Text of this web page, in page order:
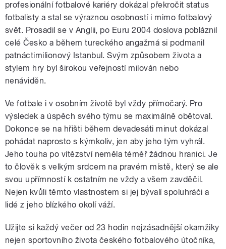
profesionální fotbalové kariéry dokázal překročit status
fotbalisty a stal se výraznou osobností i mimo fotbalový
svět. Prosadil se v Anglii, po Euru 2004 doslova pobláznil
celé Česko a během tureckého angažmá si podmanil
patnáctimilionový Istanbul. Svým způsobem života a
stylem hry byl širokou veřejností milován nebo
nenáviděn.
Ve fotbale i v osobním životě byl vždy přímočarý. Pro
výsledek a úspěch svého týmu se maximálně obětoval.
Dokonce se na hřišti během devadesáti minut dokázal
pohádat naprosto s kýmkoliv, jen aby jeho tým vyhrál.
Jeho touha po vítězství neměla téměř žádnou hranici. Je
to člověk s velkým srdcem na pravém místě, který se ale
svou upřímností k ostatním ne vždy a všem zavděčil.
Nejen kvůli těmto vlastnostem si jej bývalí spoluhráči a
lidé z jeho blízkého okolí váží.
Užijte si každý večer od 23 hodin nejzásadnější okamžiky
nejen sportovního života českého fotbalového útočníka,